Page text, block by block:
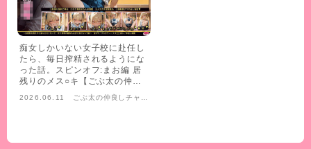
痴女しかいない女子校に赴任し
たら、毎日搾精されるようにな
った話。スピンオフ:まお編 居
残りのメス○キ【ごぶ太の仲良
2026.06.11
ごぶ太の仲良しチャン